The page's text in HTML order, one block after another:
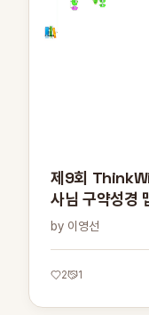
제9회
사님 구약성경
by 이영선
2 1